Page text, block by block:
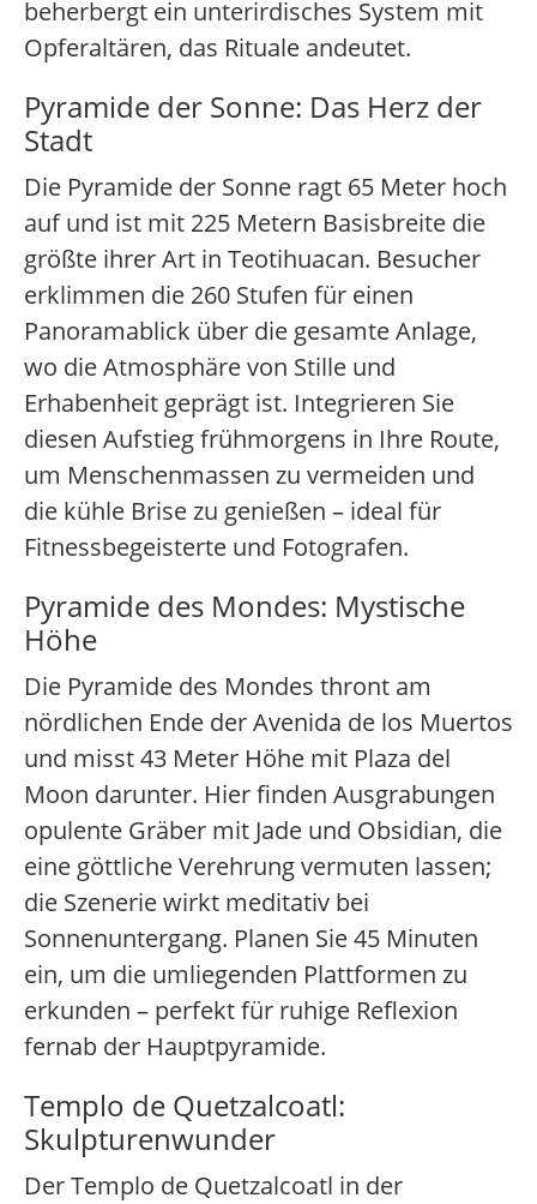
beherbergt ein unterirdisches System mit
Opferaltären, das Rituale andeutet.
Pyramide der Sonne: Das Herz der
Stadt
Die Pyramide der Sonne ragt 65 Meter hoch
auf und ist mit 225 Metern Basisbreite die
größte ihrer Art in Teotihuacan. Besucher
erklimmen die 260 Stufen für einen
Panoramablick über die gesamte Anlage,
wo die Atmosphäre von Stille und
Erhabenheit geprägt ist. Integrieren Sie
diesen Aufstieg frühmorgens in Ihre Route,
um Menschenmassen zu vermeiden und
die kühle Brise zu genießen – ideal für
Fitnessbegeisterte und Fotografen.
Pyramide des Mondes: Mystische
Höhe
Die Pyramide des Mondes thront am
nördlichen Ende der Avenida de los Muertos
und misst 43 Meter Höhe mit Plaza del
Moon darunter. Hier finden Ausgrabungen
opulente Gräber mit Jade und Obsidian, die
eine göttliche Verehrung vermuten lassen;
die Szenerie wirkt meditativ bei
Sonnenuntergang. Planen Sie 45 Minuten
ein, um die umliegenden Plattformen zu
erkunden – perfekt für ruhige Reflexion
fernab der Hauptpyramide.
Templo de Quetzalcoatl:
Skulpturenwunder
Der Templo de Quetzalcoatl in der